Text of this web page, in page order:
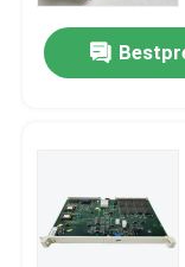
Bitte um ein
ABB-